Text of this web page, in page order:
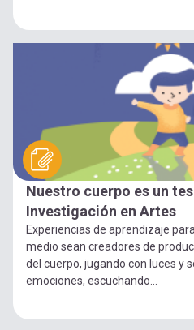
Nuestro cuerpo es un
Investigación en Artes
Experiencias de aprendizaje
medio sean creadores de
del cuerpo, jugando con luces y
emociones, escuchando...